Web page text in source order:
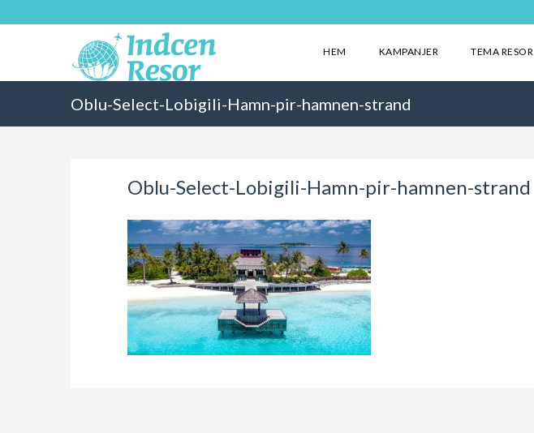
HEM KAMPANJER TEMA RESOR
Oblu-Select-Lobigili-Hamn-pir-hamnen-strand
Oblu-Select-Lobigili-Hamn-pir-hamnen-strand